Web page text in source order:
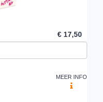
€ 17,50
MEER INFO